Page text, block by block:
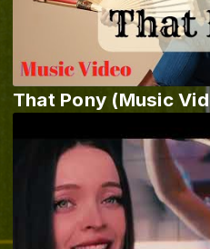
That Pony (Music